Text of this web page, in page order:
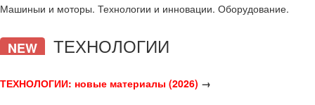
Машиныи и моторы. Технологии и инновации. Оборудование.
NEW ТЕХНОЛОГИИ
ТЕХНОЛОГИИ: новые материалы (2026) →